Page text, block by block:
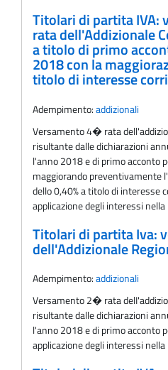
Titolari di partita
rata dell'Addizionale
a titolo di primo
2018 con la
titolo di interesse
Adempimento:addizionali
Versamento 4� rata
risultante dalle dichiarazioni
l'anno 2018 e di primo acconto
maggiorando preventivamente
dello 0,40% a titolo di interesse
applicazione degli interessi
Titolari di partita Iva:
dell'Addizionale
Adempimento:addizionali
Versamento 2� rata
risultante dalle dichiarazioni
l'anno 2018 e di primo acconto
applicazione degli interessi